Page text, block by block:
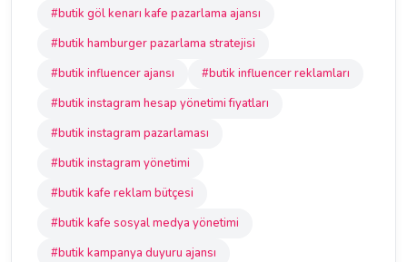
#butik göl kenarı kafe pazarlama ajansı
#butik hamburger pazarlama stratejisi
#butik influencer ajansı
#butik influencer reklamları
#butik instagram hesap yönetimi fiyatları
#butik instagram pazarlaması
#butik instagram yönetimi
#butik kafe reklam bütçesi
#butik kafe sosyal medya yönetimi
#butik kampanya duyuru ajansı